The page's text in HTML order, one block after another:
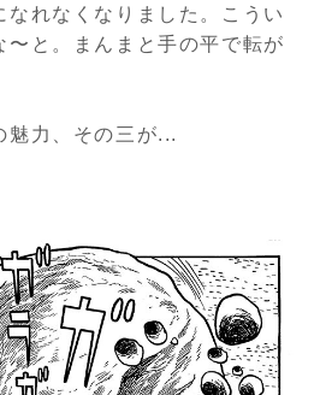
なれなくなりました。こうい
〜と。まんまと手の平で転が
魅力、その三が...